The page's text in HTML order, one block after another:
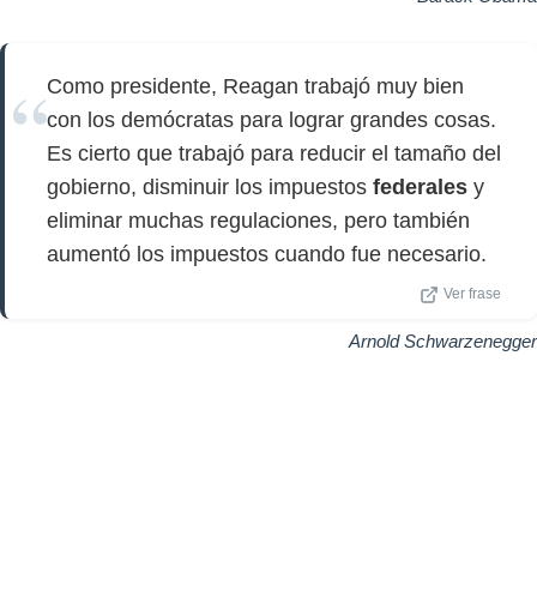
Como presidente, Reagan trabajó muy bien
con los demócratas para lograr grandes cosas.
Es cierto que trabajó para reducir el tamaño del
gobierno, disminuir los impuestos federales y
eliminar muchas regulaciones, pero también
aumentó los impuestos cuando fue necesario.
Ver frase
Arnold Schwarzenegger